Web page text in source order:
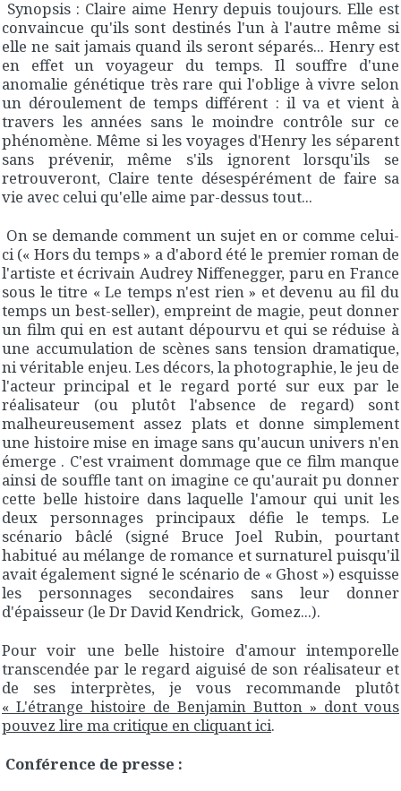
Synopsis : Claire aime Henry depuis toujours. Elle est
convaincue qu'ils sont destinés l'un à l'autre même si
elle ne sait jamais quand ils seront séparés... Henry est
en effet un voyageur du temps. Il souffre d'une
anomalie génétique très rare qui l'oblige à vivre selon
un déroulement de temps différent : il va et vient à
travers les années sans le moindre contrôle sur ce
phénomène. Même si les voyages d'Henry les séparent
sans prévenir, même s'ils ignorent lorsqu'ils se
retrouveront, Claire tente désespérément de faire sa
vie avec celui qu'elle aime par-dessus tout...
On se demande comment un sujet en or comme celui-
ci (« Hors du temps » a d'abord été le premier roman de
l'artiste et écrivain Audrey Niffenegger, paru en France
sous le titre « Le temps n'est rien » et devenu au fil du
temps un best-seller), empreint de magie, peut donner
un film qui en est autant dépourvu et qui se réduise à
une accumulation de scènes sans tension dramatique,
ni véritable enjeu. Les décors, la photographie, le jeu de
l'acteur principal et le regard porté sur eux par le
réalisateur (ou plutôt l'absence de regard) sont
malheureusement assez plats et donne simplement
une histoire mise en image sans qu'aucun univers n'en
émerge . C'est vraiment dommage que ce film manque
ainsi de souffle tant on imagine ce qu'aurait pu donner
cette belle histoire dans laquelle l'amour qui unit les
deux personnages principaux défie le temps. Le
scénario bâclé (signé Bruce Joel Rubin, pourtant
habitué au mélange de romance et surnaturel puisqu'il
avait également signé le scénario de « Ghost ») esquisse
les personnages secondaires sans leur donner
d'épaisseur (le Dr David Kendrick, Gomez...).
Pour voir une belle histoire d'amour intemporelle
transcendée par le regard aiguisé de son réalisateur et
de ses interprètes, je vous recommande plutôt
« L'étrange histoire de Benjamin Button » dont vous
pouvez lire ma critique en cliquant ici.
Conférence de presse :